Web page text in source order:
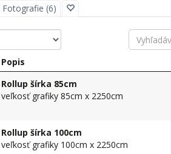
Fotografie (6)
Popis
Rollup šírka 85cm
veľkosť grafiky 85cm x 2250cm
Rollup šírka 100cm
veľkosť grafiky 100cm x 2250cm